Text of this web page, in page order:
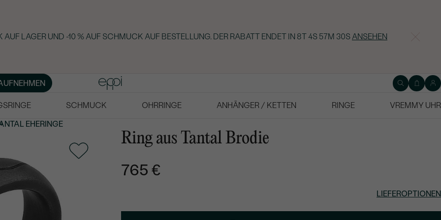
LAGER UND -10 % AUF SCHMUCK AUF BESTELLUNG. DER RABATT ENDET IN 8T 4S 57M 29SANSEHEN
SCHMUCK OHRRINGE ANHÄNGER / KETTEN RINGE
VREMMY UHR
EHERINGE
Ring aus Tantal Brodie
765 €
LIEFEROPTIONEN